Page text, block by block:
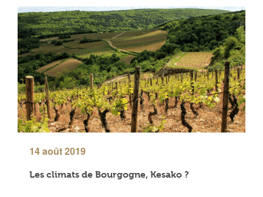
14 août 2019
Les climats de Bourgogne, Kesako ?